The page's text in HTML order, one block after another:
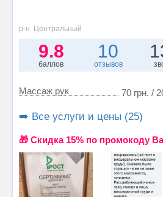
р-н. Центральный
9.8
баллов
10
отзывов
Массаж рук 70 грн. /
➡️ Все услуги и цены (25)
🎁 Cкидка 15% по промокоду